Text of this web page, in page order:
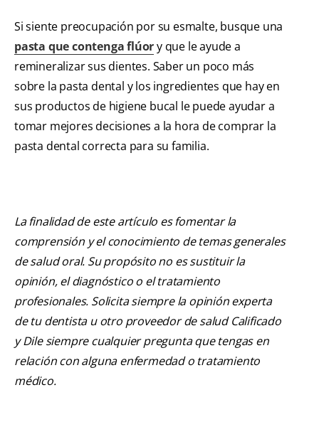
Si siente preocupación por su esmalte, busque una
pasta que contenga flúory que le ayude a
remineralizar sus dientes. Saber un poco más
sobre la pasta dental y los ingredientes que hay en
sus productos de higiene bucal le puede ayudar a
tomar mejores decisiones a la hora de comprar la
pasta dental correcta para su familia.
La finalidad de este artículo es fomentar la
comprensión y el conocimiento de temas generales
de salud oral. Su propósito no es sustituir la
opinión, el diagnóstico o el tratamiento
profesionales. Solicita siempre la opinión experta
de tu dentista u otro proveedor de salud Calificado
y Dile siempre cualquier pregunta que tengas en
relación con alguna enfermedad o tratamiento
médico.